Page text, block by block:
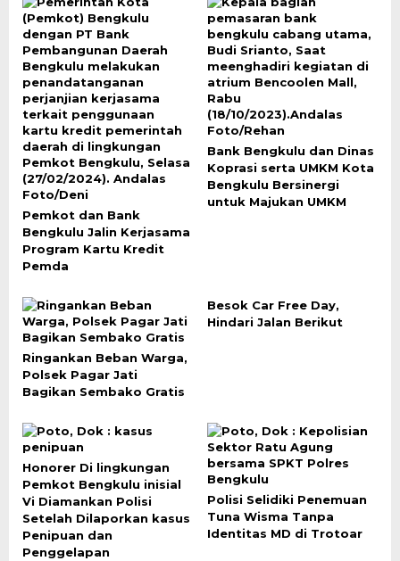
Pemkot dan Bank
Bengkulu Jalin Kerjasama
Program Kartu Kredit
Pemda
Bank Bengkulu dan Dinas
Koprasi serta UMKM Kota
Bengkulu Bersinergi
untuk Majukan UMKM
Ringankan Beban Warga,
Polsek Pagar Jati
Bagikan Sembako Gratis
Besok Car Free Day,
Hindari Jalan Berikut
Honorer Di lingkungan
Pemkot Bengkulu inisial
Vi Diamankan Polisi
Setelah Dilaporkan kasus
Penipuan dan
Penggelapan
Polisi Selidiki Penemuan
Tuna Wisma Tanpa
Identitas MD di Trotoar